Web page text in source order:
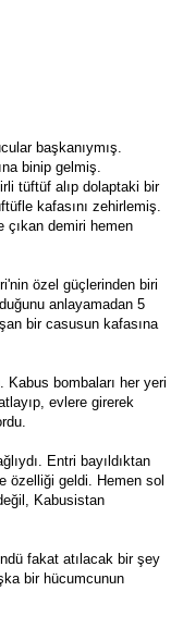
başkanıymış.
binip gelmiş.
tüftüf alıp dolaptaki bir
kafasını zehirlemiş.
çıkan demiri hemen
özel güçlerinden biri
anlayamadan 5
bir casusun kafasına
bombaları her yeri
evlere girerek
Entri bayıldıktan
özelliği geldi. Hemen sol
Kabusistan
fakat atılacak bir şey
bir hücumcunun